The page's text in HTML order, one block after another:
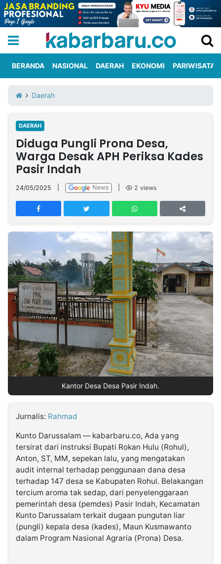
Iklan
Berita
Kami
Nasional
International
Olahraga
Entertainment
Daerah
Pariwisata
Kuliner
Kolom
Network
PT
TREETAN
INDONESIA
Partner
Insight
NTB
Suara
Time
Lens
IDN
Daily
Jogja
Jalan
Rakyat
Idealita
News
Kita
Notice
Dinamikapost.com
Radar
Baru
Seedbacklink
Follow
Kabarbaru
Kabarbaru.co
2026
Kabarbaru
Media
Holding
BERANDA NASIONAL DAERAH EKONOMI PARIWISATA
Daerah
DAERAH
Diduga Pungli Prona Desa,
Warga Desak APH Periksa Kades
Pasir Indah
24/05/2025 2 views
Kantor Desa Desa Pasir Indah.
Jurnalis: Rahmad
Kunto Darussalam — kabarbaru.co, Ada yang
tersirat dari instruksi Bupati Rokan Hulu (Rohul),
Anton, ST, MM, sepekan lalu, yang mengatakan
audit internal terhadap penggunaan dana desa
terhadap 147 desa se Kabupaten Rohul. Belakangan
tercium aroma tak sedap, dari penyelenggaraan
pemerintah desa (pemdes) Pasir Indah, Kecamatan
Kunto Darussalam terkait dugaan pungutan liar
(pungli) kepala desa (kades), Maun Kusmawanto
dalam Program Nasional Agraria (Prona) Desa.